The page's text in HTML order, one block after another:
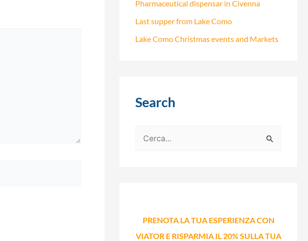
Pharmaceutical dispensar in Civenna
Last supper from Lake Como
Lake Como Christmas events and Markets
Search
PRENOTA LA TUA ESPERIENZA CON
VIATOR E RISPARMIA IL 20% SULLA TUA